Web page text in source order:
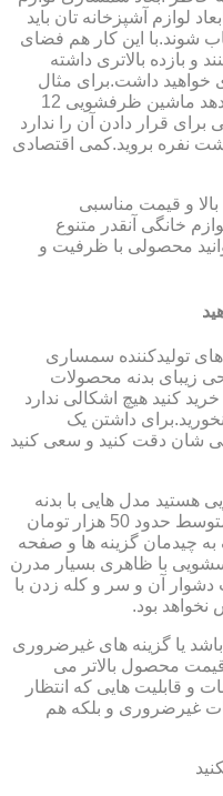
لوازم آشپزخانه تان باید
شوند.با این کار هم فضای
و بازده بالاتری داشته
خواهید داشت.برای مثال
حتی اگر بودجه تان به شما اجازه می دهد ماشین ظرفشویی 12
قرار دادن آن را ندارد
نفره بروید.کمی اقتصادی
و قیمت مناسبی
خانگی آنقدر متنوع
محصولی با ظرفیت و
تولیدکننده سمساری
زیبای بدنه محصولات
کنید هیچ اشکالی ندارد
داشتن یک
شان دقت کنید و سعی کنید
هستید مدل هایی با بدنه
سفید رنگ را انتخاب کنید که به طور متوسط حدود 50 هزار تومان
به چیدمان گزینه ها و صفحه
با ظاهری بسیار مدرن
آن و سر و کله زدن با
بود.
یا گزینه های غیرضروری
محصول بالاتر می
و قابلیت هایی که انتظار
غیرضروری و بلکه هم